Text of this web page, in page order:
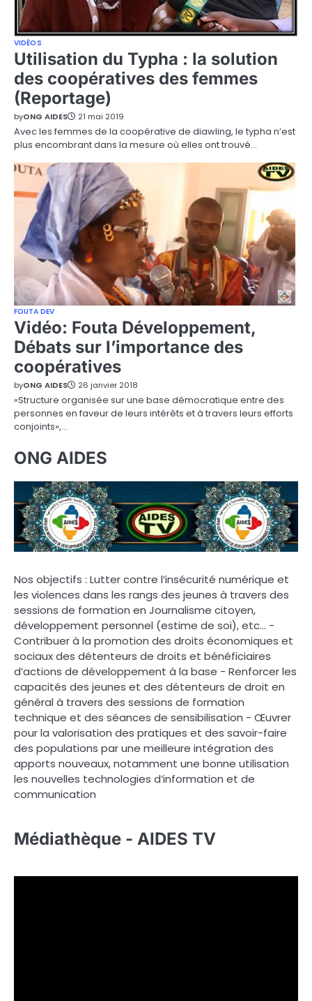
VIDÉOS
Utilisation du Typha : la solution
des coopératives des femmes
(Reportage)
byONG AIDES 21 mai 2019
Avec les femmes de la coopérative de diawling, le typha n’est
plus encombrant dans la mesure où elles ont trouvé…
FOUTA DEV
Vidéo: Fouta Développement,
Débats sur l’importance des
coopératives
byONG AIDES 26 janvier 2018
«Structure organisée sur une base démocratique entre des
personnes en faveur de leurs intérêts et à travers leurs efforts
conjoints»,…
ONG AIDES
Nos objectifs : Lutter contre l’insécurité numérique et
les violences dans les rangs des jeunes à travers des
sessions de formation en Journalisme citoyen,
développement personnel (estime de soi), etc… -
Contribuer à la promotion des droits économiques et
sociaux des détenteurs de droits et bénéficiaires
d’actions de développement à la base - Renforcer les
capacités des jeunes et des détenteurs de droit en
général à travers des sessions de formation
technique et des séances de sensibilisation - Œuvrer
pour la valorisation des pratiques et des savoir-faire
des populations par une meilleure intégration des
apports nouveaux, notamment une bonne utilisation
les nouvelles technologies d’information et de
communication
Médiathèque - AIDES TV